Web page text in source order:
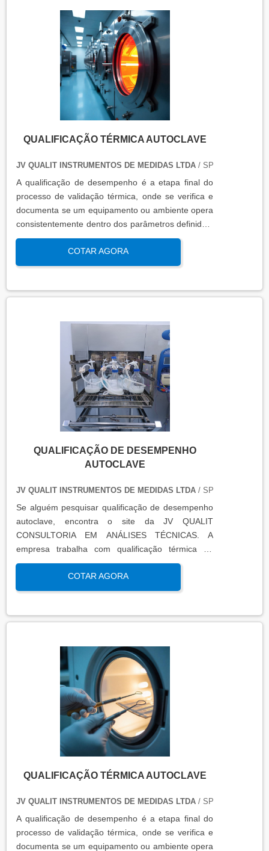
QUALIFICAÇÃO TÉRMICA AUTOCLAVE
JV QUALIT INSTRUMENTOS DE MEDIDAS LTDA/ SP
A qualificação de desempenho é a etapa final do
processo de validação térmica, onde se verifica e
documenta se um equipamento ou ambiente opera
consistentemente dentro dos parâmetros definidos,
sob condições reais de uso. Esta qualificação
assegura que os processos atendem aos requisitos
regulatórios e de qualidade, garantindo segurança
COTAR AGORA
QUALIFICAÇÃO DE DESEMPENHO
AUTOCLAVE
JV QUALIT INSTRUMENTOS DE MEDIDAS LTDA/ SP
Se alguém pesquisar qualificação de desempenho
autoclave, encontra o site da JV QUALIT
CONSULTORIA EM ANÁLISES TÉCNICAS. A
empresa trabalha com qualificação térmica de
equipamentos e engenharia, disponibilizando o que
há de mais atual para garantir a qualidade final
para seus clientes.
COTAR AGORA
QUALIFICAÇÃO TÉRMICA AUTOCLAVE
JV QUALIT INSTRUMENTOS DE MEDIDAS LTDA/ SP
A qualificação de desempenho é a etapa final do
processo de validação térmica, onde se verifica e
documenta se um equipamento ou ambiente opera